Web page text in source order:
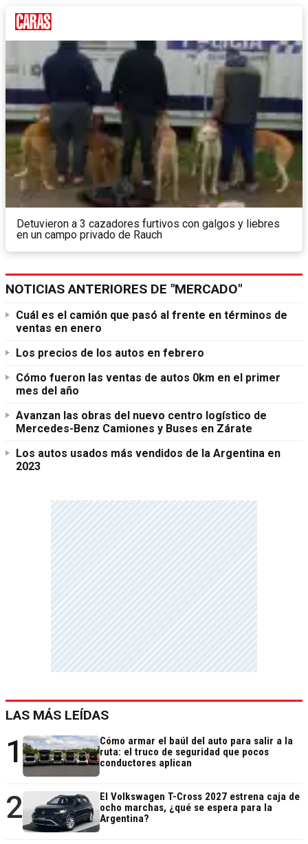
Detuvieron a 3 cazadores furtivos con galgos y liebres
en un campo privado de Rauch
NOTICIAS ANTERIORES DE "MERCADO"
Cuál es el camión que pasó al frente en términos de
ventas en enero
Los precios de los autos en febrero
Cómo fueron las ventas de autos 0km en el primer
mes del año
Avanzan las obras del nuevo centro logístico de
Mercedes-Benz Camiones y Buses en Zárate
Los autos usados más vendidos de la Argentina en
2023
LAS MÁS LEÍDAS
1
Cómo armar el baúl del auto para salir a la
ruta: el truco de seguridad que pocos
conductores aplican
2
El Volkswagen T-Cross 2027 estrena caja de
ocho marchas, ¿qué se espera para la
Argentina?